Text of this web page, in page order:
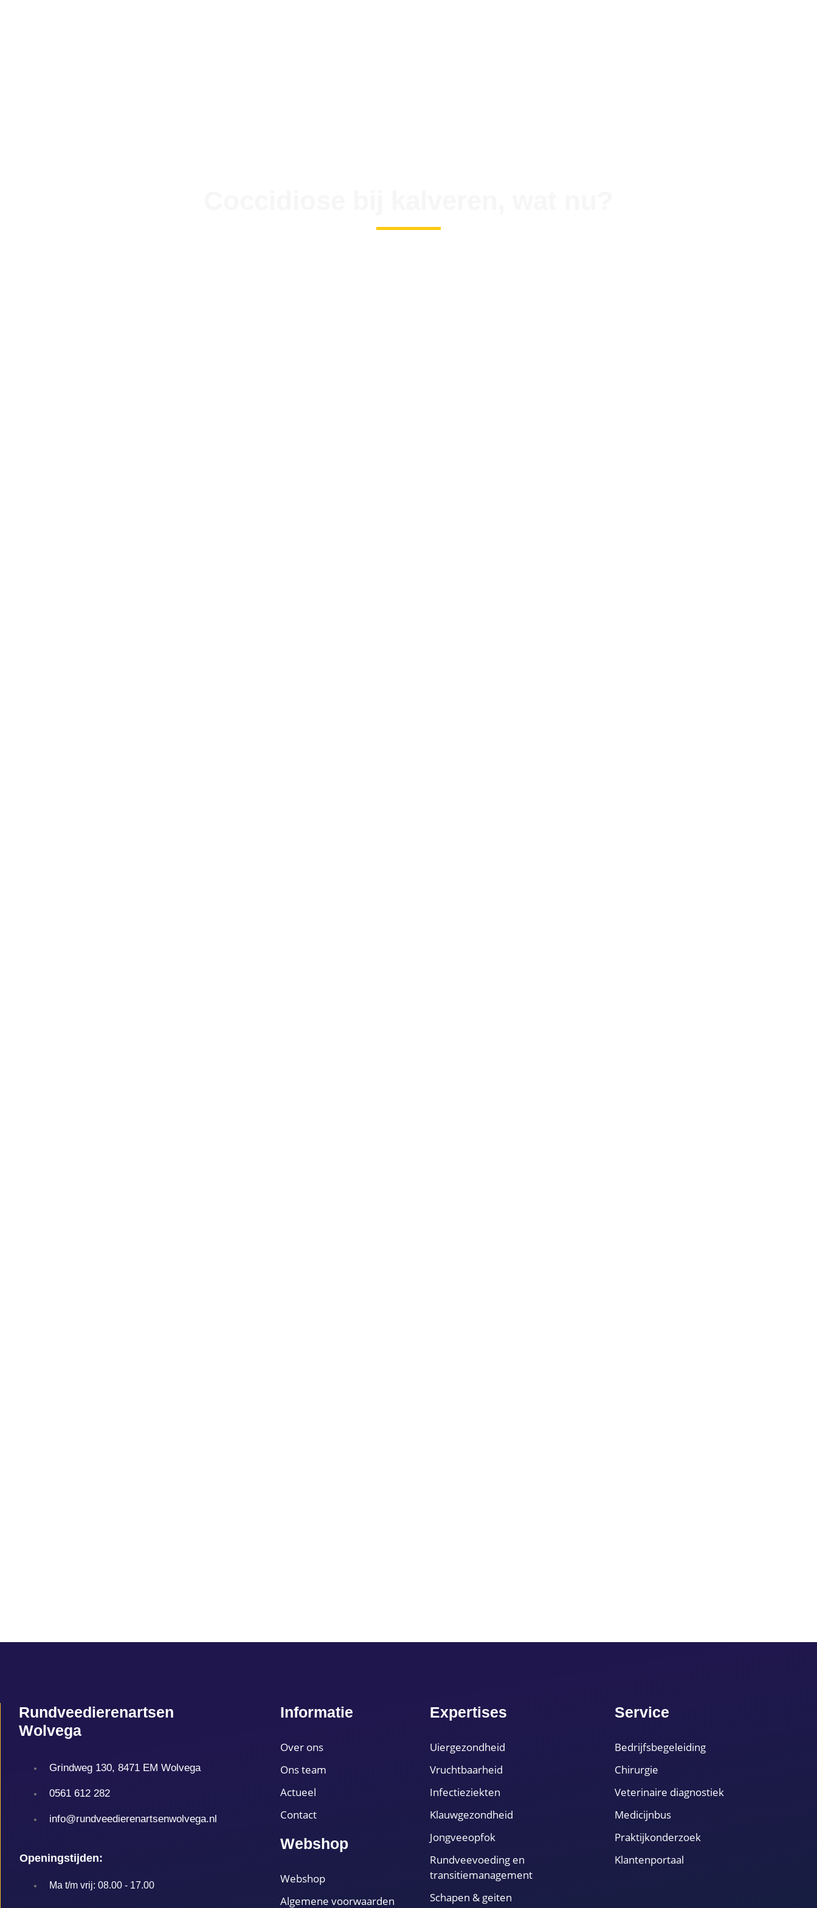
Rundveedierenartsen
Wolvega
Grindweg 130, 8471 EM Wolvega
0561 612 282
info@rundveedierenartsenwolvega.nl
Openingstijden:
Ma t/m vrij: 08.00 - 17.00
Informatie
Over ons
Ons team
Actueel
Contact
Webshop
Webshop
Algemene voorwaarden
Expertises
Uiergezondheid
Vruchtbaarheid
Infectieziekten
Klauwgezondheid
Jongveeopfok
Rundveevoeding en
transitiemanagement
Schapen & geiten
Service
Bedrijfsbegeleiding
Chirurgie
Veterinaire diagnostiek
Medicijnbus
Praktijkonderzoek
Klantenportaal